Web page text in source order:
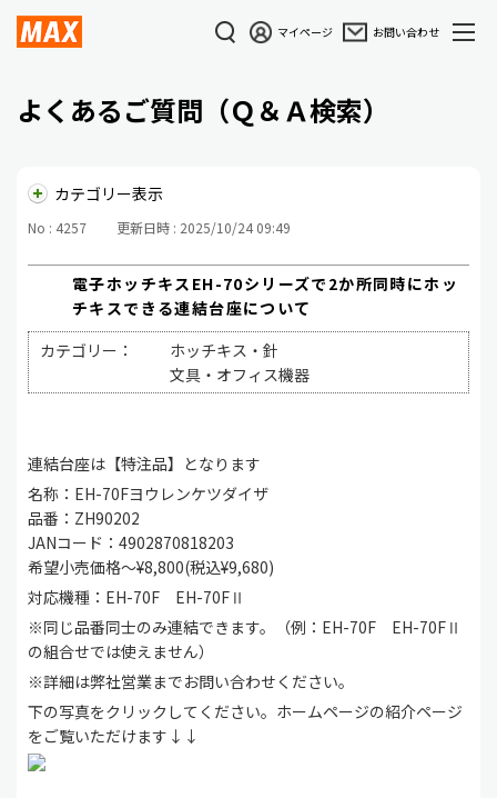
マイページ お問い合わせ
よくあるご質問（Ｑ＆Ａ検索）
カテゴリー表示
No : 4257 更新日時 : 2025/10/24 09:49
電子ホッチキスEH-70シリーズで2か所同時にホッ
チキスできる連結台座について
カテゴリー：
ホッチキス・針
文具・オフィス機器
連結台座は【特注品】となります
名称：EH-70Fヨウレンケツダイザ
品番：ZH90202
JANコード：4902870818203
希望小売価格～¥8,800(税込¥9,680)
対応機種：EH-70F EH-70FⅡ
※同じ品番同士のみ連結できます。（例：EH-70F EH-70FⅡ
の組合せでは使えません）
※詳細は弊社営業までお問い合わせください。
下の写真をクリックしてください。ホームページの紹介ページ
をご覧いただけます↓↓